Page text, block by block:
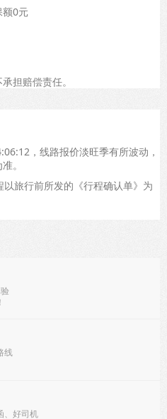
额0元
担赔偿责任。
，线路报价淡旺季有所波动，
。
旅行前所发的《行程确认单》为
线
、好司机